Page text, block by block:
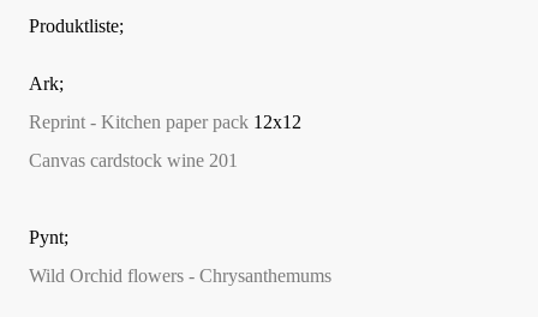
Produktliste;
Ark;
Reprint - Kitchen paper pack 12x12
Canvas cardstock wine 201
Pynt;
Wild Orchid flowers - Chrysanthemums